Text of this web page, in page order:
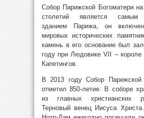
Собор Парижской Богоматери
столетий является самым
зданием Парижа, он
мировых исторических
камень в его основание был
году при Людовике VII – короле
Капетингов.
В 2013 году Собор Парижской
отметил 850-летие. В соборе
из главных христианских
Терновый венец Иисуса